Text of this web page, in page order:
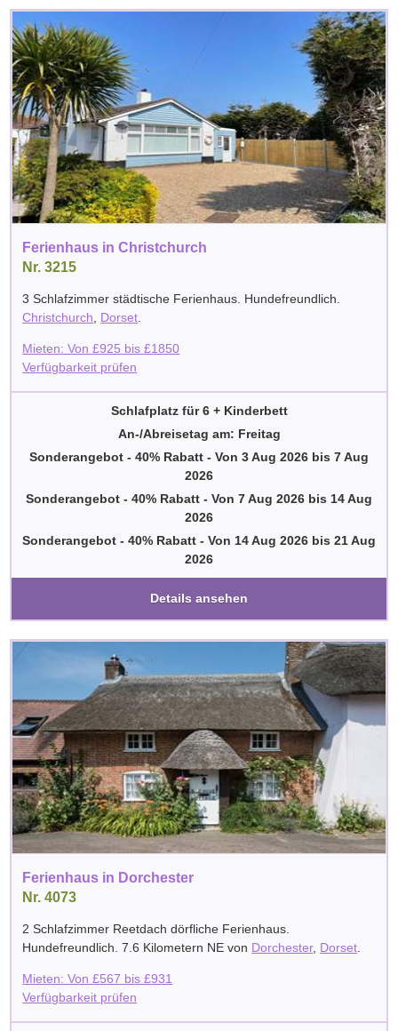
Ferienhaus in Christchurch
Nr. 3215
3 Schlafzimmer städtische Ferienhaus. Hundefreundlich.
Christchurch
Dorset
Mieten: Von£925 bis£1850
Verfügbarkeit prüfen
Schlafplatz für 6 + Kinderbett
An-/Abreisetag am: Freitag
Sonderangebot - 40% Rabatt - Von 3 Aug 2026 bis 7 Aug
2026
Sonderangebot - 40% Rabatt - Von 7 Aug 2026 bis 14 Aug
2026
Sonderangebot - 40% Rabatt - Von 14 Aug 2026 bis 21 Aug
2026
Details ansehen
Ferienhaus in Dorchester
Nr. 4073
2 Schlafzimmer Reetdach dörfliche Ferienhaus.
Hundefreundlich. 7.6 Kilometern NE von Dorchester, Dorset.
Mieten: Von£567 bis£931
Verfügbarkeit prüfen